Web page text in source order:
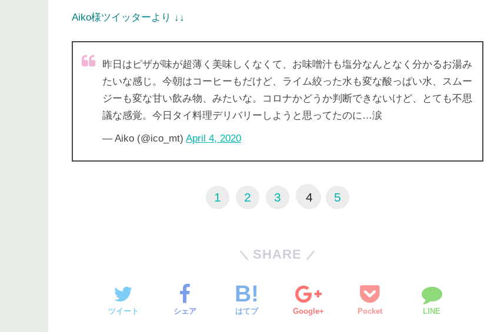
Aiko様ツイッターより ↓↓
昨日はピザが味が超薄く美味しくなくて、お味噌汁も塩分なんとなく分かるお湯み
たいな感じ。今朝はコーヒーもだけど、ライム絞った水も変な酸っぱい水、スムー
ジーも変な甘い飲み物、みたいな。コロナかどうか判断できないけど、とても不思
議な感覚。今日タイ料理デリバリーしようと思ってたのに…涙
— Aiko (@ico_mt) April 4, 2020
1 2 3 4 5
SHARE
ツイート シェア はてブ Google+ Pocket LINE